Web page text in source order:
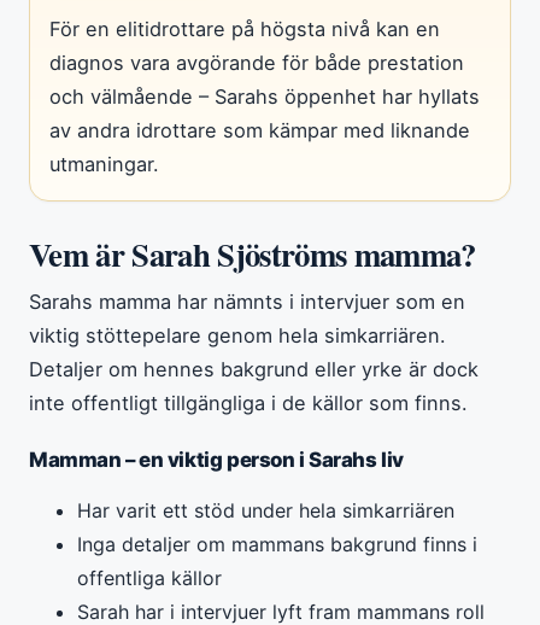
För en elitidrottare på högsta nivå kan en
diagnos vara avgörande för både prestation
och välmående – Sarahs öppenhet har hyllats
av andra idrottare som kämpar med liknande
utmaningar.
Vem är Sarah Sjöströms mamma?
Sarahs mamma har nämnts i intervjuer som en
viktig stöttepelare genom hela simkarriären.
Detaljer om hennes bakgrund eller yrke är dock
inte offentligt tillgängliga i de källor som finns.
Mamman – en viktig person i Sarahs liv
Har varit ett stöd under hela simkarriären
Inga detaljer om mammans bakgrund finns i
offentliga källor
Sarah har i intervjuer lyft fram mammans roll